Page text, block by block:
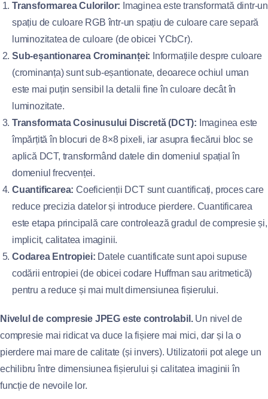
Transformarea Culorilor: Imaginea este transformată dintr-un
spațiu de culoare RGB într-un spațiu de culoare care separă
luminozitatea de culoare (de obicei YCbCr).
Sub-eșantionarea Crominanței: Informațiile despre culoare
(crominanța) sunt sub-eșantionate, deoarece ochiul uman
este mai puțin sensibil la detalii fine în culoare decât în
luminozitate.
Transformata Cosinusului Discretă (DCT): Imaginea este
împărțită în blocuri de 8×8 pixeli, iar asupra fiecărui bloc se
aplică DCT, transformând datele din domeniul spațial în
domeniul frecvenței.
Cuantificarea: Coeficienții DCT sunt cuantificați, proces care
reduce precizia datelor și introduce pierdere. Cuantificarea
este etapa principală care controlează gradul de compresie și,
implicit, calitatea imaginii.
Codarea Entropiei: Datele cuantificate sunt apoi supuse
codării entropiei (de obicei codare Huffman sau aritmetică)
pentru a reduce și mai mult dimensiunea fișierului.
Nivelul de compresie JPEG este controlabil.Un nivel de
compresie mai ridicat va duce la fișiere mai mici, dar și la o
pierdere mai mare de calitate (și invers). Utilizatorii pot alege un
echilibru între dimensiunea fișierului și calitatea imaginii în
funcție de nevoile lor.